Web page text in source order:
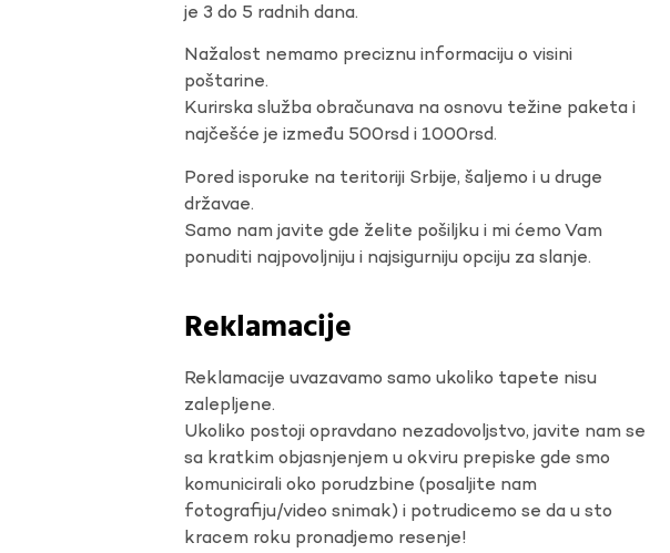
je 3 do 5 radnih dana.
Nažalost nemamo preciznu informaciju o visini
poštarine.
Kurirska služba obračunava na osnovu težine paketa i
najčešće je između 500rsd i 1000rsd.
Pored isporuke na teritoriji Srbije, šaljemo i u druge
državae.
Samo nam javite gde želite pošiljku i mi ćemo Vam
ponuditi najpovoljniju i najsigurniju opciju za slanje.
Reklamacije
Reklamacije uvazavamo samo ukoliko tapete nisu
zalepljene.
Ukoliko postoji opravdano nezadovoljstvo, javite nam se
sa kratkim objasnjenjem u okviru prepiske gde smo
komunicirali oko porudzbine (posaljite nam
fotografiju/video snimak) i potrudicemo se da u sto
kracem roku pronadjemo resenje!